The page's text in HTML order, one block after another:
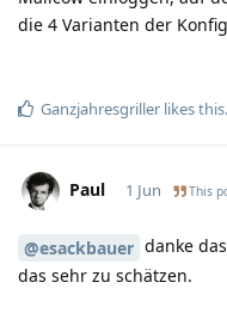
die 4 Varianten der
Ganzjahresgriller likes this.
Paul 1 Jun This
@esackbauer danke
das sehr zu schätzen.